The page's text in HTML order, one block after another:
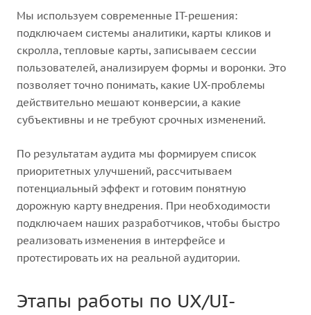
Мы используем современные IT-решения:
подключаем системы аналитики, карты кликов и
скролла, тепловые карты, записываем сессии
пользователей, анализируем формы и воронки. Это
позволяет точно понимать, какие UX-проблемы
действительно мешают конверсии, а какие
субъективны и не требуют срочных изменений.
По результатам аудита мы формируем список
приоритетных улучшений, рассчитываем
потенциальный эффект и готовим понятную
дорожную карту внедрения. При необходимости
подключаем наших разработчиков, чтобы быстро
реализовать изменения в интерфейсе и
протестировать их на реальной аудитории.
Этапы работы по UX/UI-